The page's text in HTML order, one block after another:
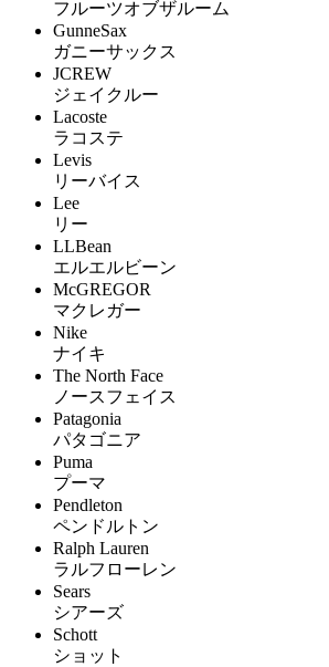
フルーツオブザルーム
GunneSax
ガニーサックス
JCREW
ジェイクルー
Lacoste
ラコステ
Levis
リーバイス
Lee
リー
LLBean
エルエルビーン
McGREGOR
マクレガー
Nike
ナイキ
The North Face
ノースフェイス
Patagonia
パタゴニア
Puma
プーマ
Pendleton
ペンドルトン
Ralph Lauren
ラルフローレン
Sears
シアーズ
Schott
ショット